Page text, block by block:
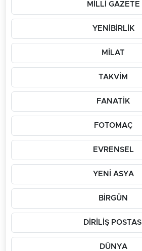
MİLLİ GAZETE
YENİBİRLİK
MİLAT
TAKVİM
FANATİK
FOTOMAÇ
EVRENSEL
YENİ ASYA
BİRGÜN
DİRİLİŞ POSTASI
DÜNYA